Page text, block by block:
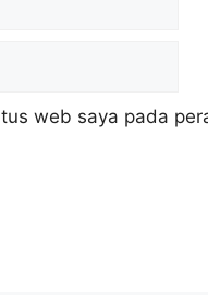
web saya pada